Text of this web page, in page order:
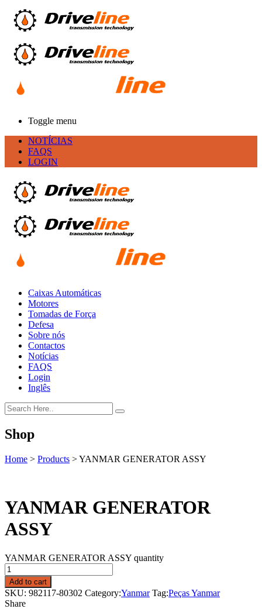
Toggle menu
NOTÍCIAS
FAQS
LOGIN
Caixas Automáticas
Motores
Tomadas de Força
Defesa
Sobre nós
Contactos
Notícias
FAQS
Login
Inglês
Shop
Home > Products >YANMAR GENERATOR ASSY
YANMAR GENERATOR
ASSY
YANMAR GENERATOR ASSY quantity
Add to cart
SKU: 982117-80302 Category:Yanmar Tag:Peças Yanmar
Share